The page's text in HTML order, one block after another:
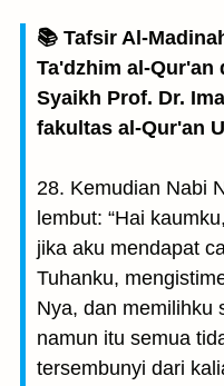
📚 Tafsir Al-
Ta'dzhim al-Qur'an
Syaikh Prof. Dr.
fakultas al-Qur'an
28. Kemudian Nabi
lembut: “Hai
jika aku mendapat
Tuhanku,
Nya, dan memilihku
namun itu semua
tersembunyi dari